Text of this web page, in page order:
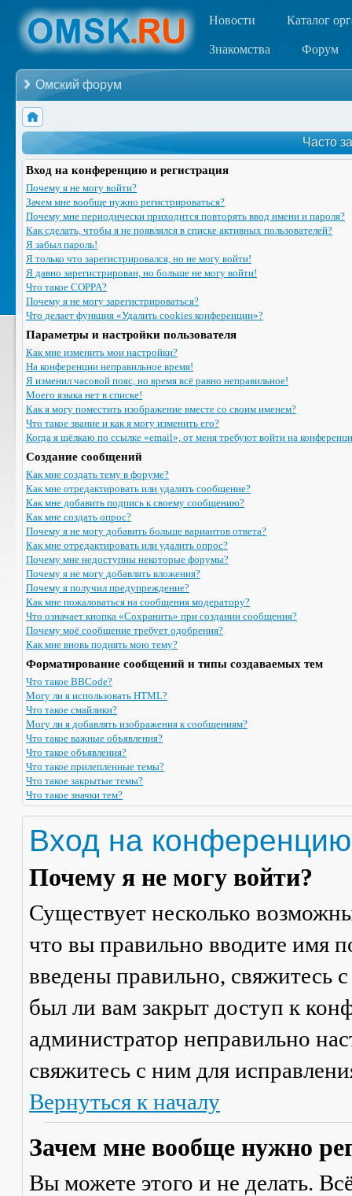
Новости Каталог
Знакомства Форум
Омский форум
Часто
Вход на конференцию и регистрация
Почему я не могу войти?
Зачем мне вообще нужно регистрироваться?
Почему мне периодически приходится повторять ввод имени и пароля?
Как сделать, чтобы я не появлялся в списке активных пользователей?
Я забыл пароль!
Я только что зарегистрировался, но не могу войти!
Я давно зарегистрирован, но больше не могу войти!
Что такое COPPA?
Почему я не могу зарегистрироваться?
Что делает функция «Удалить cookies конференции»?
Параметры и настройки пользователя
Как мне изменить мои настройки?
На конференции неправильное время!
Я изменил часовой пояс, но время всё равно неправильное!
Моего языка нет в списке!
Как я могу поместить изображение вместе со своим именем?
Что такое звание и как я могу изменить его?
Когда я щёлкаю по ссылке «email», от меня требуют войти на
Создание сообщений
Как мне создать тему в форуме?
Как мне отредактировать или удалить сообщение?
Как мне добавить подпись к своему сообщению?
Как мне создать опрос?
Почему я не могу добавить больше вариантов ответа?
Как мне отредактировать или удалить опрос?
Почему мне недоступны некоторые форумы?
Почему я не могу добавлять вложения?
Почему я получил предупреждение?
Как мне пожаловаться на сообщения модератору?
Что означает кнопка «Сохранить» при создании сообщения?
Почему моё сообщение требует одобрения?
Как мне вновь поднять мою тему?
Форматирование сообщений и типы создаваемых тем
Что такое BBCode?
Могу ли я использовать HTML?
Что такое смайлики?
Могу ли я добавлять изображения к сообщениям?
Что такое важные объявления?
Что такое объявления?
Что такое прилепленные темы?
Что такое закрытые темы?
Что такое значки тем?
Вход на
Почему я не могу войти?
Существует несколько
что вы правильно вводите имя
введены правильно, свяжитесь
был ли вам закрыт доступ к
администратор неправильно
свяжитесь с ним для
Вернуться к началу
Зачем мне вообще нужно
Вы можете этого и не делать.